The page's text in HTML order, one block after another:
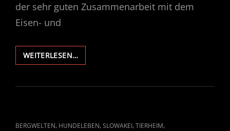
der sehr guten Zusammenarbeit mit dem
Eisen- und
WEITERLESEN…HELFEN
BEVOR
KALT
CAT
BERGWELTEN, HUNDELEBEN,SLOWAKEI,TIERHEIM,